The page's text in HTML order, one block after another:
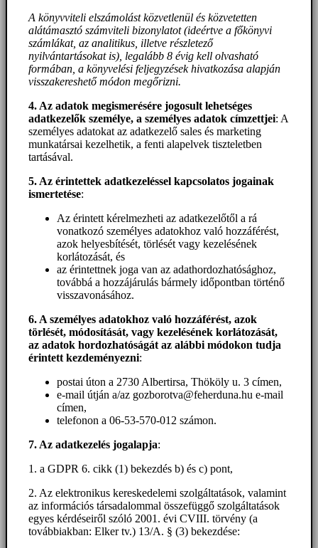
A könyvviteli elszámolást közvetlenül és közvetetten
alátámasztó számviteli bizonylatot (ideértve a főkönyvi
számlákat, az analitikus, illetve részletező
nyilvántartásokat is), legalább 8 évig kell olvasható
formában, a könyvelési feljegyzések hivatkozása alapján
visszakereshető módon megőrizni.
4. Az adatok megismerésére jogosult lehetséges
adatkezelők személye, a személyes adatok címzettjei: A
személyes adatokat az adatkezelő sales és marketing
munkatársai kezelhetik, a fenti alapelvek tiszteletben
tartásával.
5. Az érintettek adatkezeléssel kapcsolatos jogainak
ismertetése:
Az érintett kérelmezheti az adatkezelőtől a rá
vonatkozó személyes adatokhoz való hozzáférést,
azok helyesbítését, törlését vagy kezelésének
korlátozását, és
az érintettnek joga van az adathordozhatósághoz,
továbbá a hozzájárulás bármely időpontban történő
visszavonásához.
6. A személyes adatokhoz való hozzáférést, azok
törlését, módosítását, vagy kezelésének korlátozását,
az adatok hordozhatóságát az alábbi módokon tudja
érintett kezdeményezni:
postai úton a 2730 Albertirsa, Thököly u. 3 címen,
e-mail útján a/az gozborotva@feherduna.hu e-mail
címen,
telefonon a 06-53-570-012 számon.
7. Az adatkezelés jogalapja:
1. a GDPR 6. cikk (1) bekezdés b) és c) pont,
2. Az elektronikus kereskedelemi szolgáltatások, valamint
az információs társadalommal összefüggő szolgáltatások
egyes kérdéseiről szóló 2001. évi CVIII. törvény (a
továbbiakban: Elker tv.) 13/A. § (3) bekezdése: